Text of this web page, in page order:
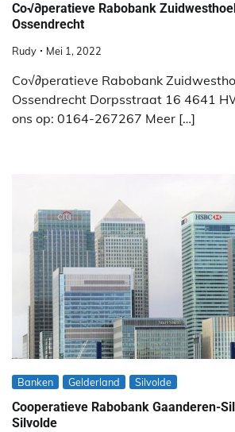
Co√∂peratieve Rabobank
Ossendrecht
Rudy Mei 1, 2022
Co√∂peratieve Rabobank
Ossendrecht Dorpsstraat 16 4641
ons op: 0164-267267 Meer […]
Banken Gelderland Silvolde
Cooperatieve Rabobank Gaanderen-
Silvolde